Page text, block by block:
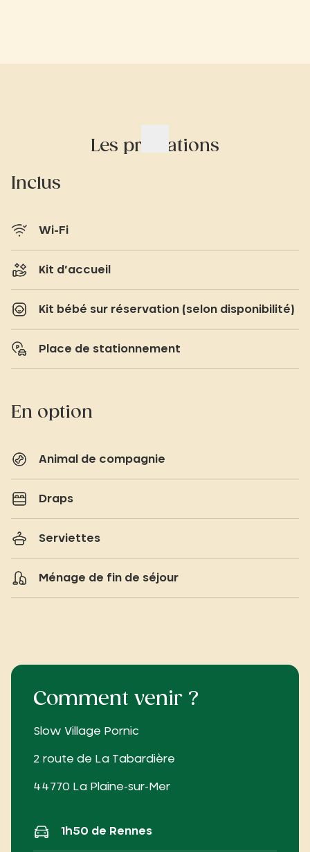
Les prestations
Inclus
Wi-Fi
Kit d’accueil
Kit bébé sur réservation (selon disponibilité)
Place de stationnement
En option
Animal de compagnie
Draps
Serviettes
Ménage de fin de séjour
Comment venir ?
Slow Village Pornic
2 route de La Tabardière
44770 La Plaine-sur-Mer
1h50 de Rennes